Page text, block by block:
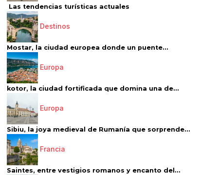
Las tendencias turísticas actuales
Destinos
Mostar, la ciudad europea donde un puente...
Europa
kotor, la ciudad fortificada que domina una de...
Europa
Sibiu, la joya medieval de Rumanía que sorprende...
Francia
Saintes, entre vestigios romanos y encanto del...